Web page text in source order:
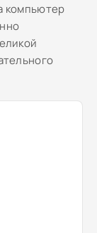
компьютер